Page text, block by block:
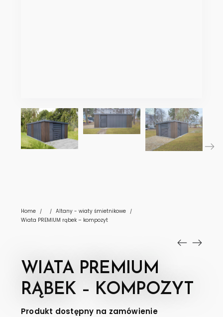
Home / / Altany - wiaty śmietnikowe /
Wiata PREMIUM rąbek – kompozyt
WIATA PREMIUM
RĄBEK – KOMPOZYT
Produkt dostępny na zamówienie